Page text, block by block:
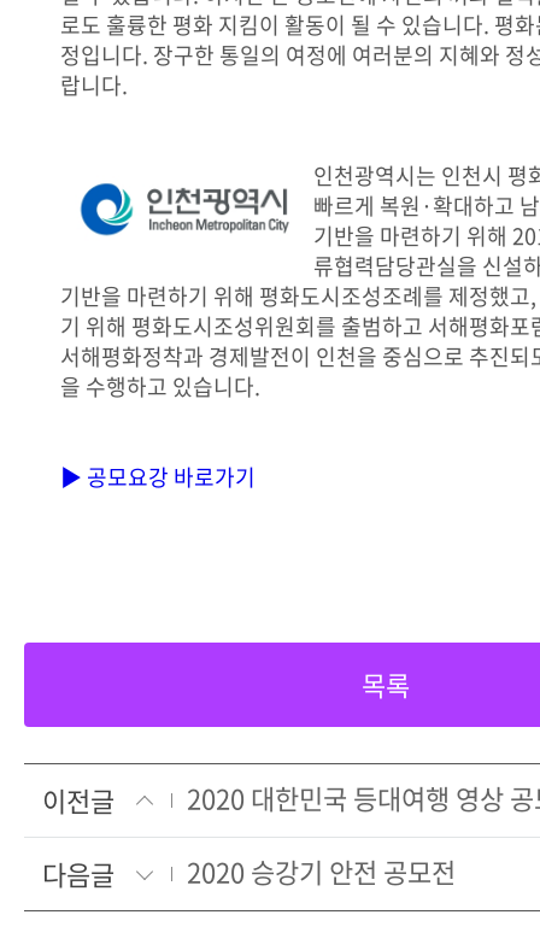
로도 훌륭한 평화 지킴이 활동이 될 수 있습니다. 평
정입니다. 장구한 통일의 여정에 여러분의 지혜와 정
랍니다.
인천광역시는 인천시 평
빠르게 복원·확대하고
기반을 마련하기 위해
류협력담당관실을 신설
기반을 마련하기 위해 평화도시조성조례를 제정했
기 위해 평화도시조성위원회를 출범하고 서해평화
서해평화정착과 경제발전이 인천을 중심으로 추진되
을 수행하고 있습니다.
▶ 공모요강 바로가기
목록
이전글
2020 대한민국 등대여행 영상
다음글
2020 승강기 안전 공모전